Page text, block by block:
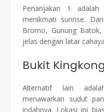
Penanjakan 1
menikmati sunrise.
Bromo, Gunung
jelas dengan latar
Bukit Kingkong
Alternatif lain
menawarkan sudut
indahnya. Lokasi ini